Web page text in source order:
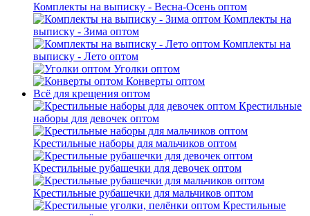
Комплекты на выписку - Весна-Осень оптом
Комплекты на
выписку - Зима оптом
Комплекты на
выписку - Лето оптом
Уголки оптом
Конверты оптом
Всё для крещения оптом
Крестильные
наборы для девочек оптом
Крестильные наборы для мальчиков оптом
Крестильные рубашечки для девочек оптом
Крестильные рубашечки для мальчиков оптом
Крестильные